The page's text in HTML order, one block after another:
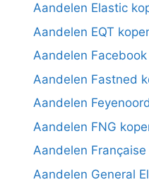
Aandelen Elastic
Aandelen EQT
Aandelen
Aandelen Fastned
Aandelen
Aandelen FNG
Aandelen
Aandelen General